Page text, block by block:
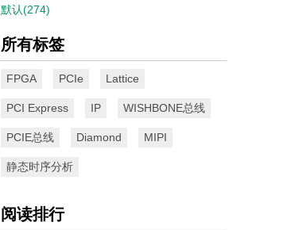
默认(274)
所有标签
FPGA PCIe Lattice
PCI Express IP WISHBONE总线
PCIE总线 Diamond MIPI
静态时序分析
阅读排行